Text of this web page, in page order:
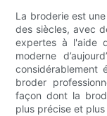
La broderie est
des siècles, avec
expertes à l'aide
moderne
considérablement
broder
façon dont la
plus précise et